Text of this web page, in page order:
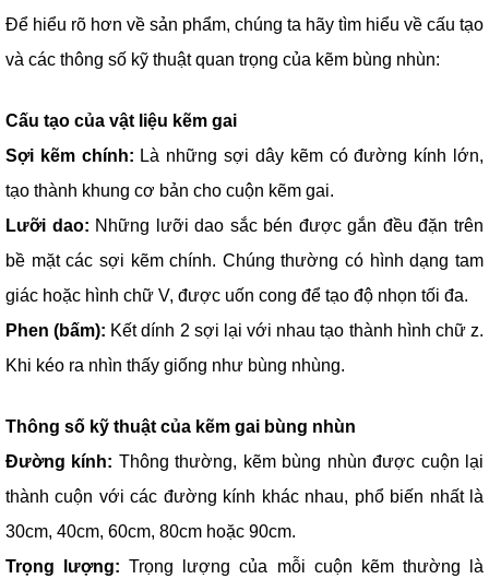
Để hiểu rõ hơn về sản phẩm, chúng ta hãy tìm hiểu về cấu tạo
và các thông số kỹ thuật quan trọng của kẽm bùng nhùn:
Cấu tạo của vật liệu kẽm gai
Sợi kẽm chính: Là những sợi dây kẽm có đường kính lớn,
tạo thành khung cơ bản cho cuộn kẽm gai.
Lưỡi dao: Những lưỡi dao sắc bén được gắn đều đặn trên
bề mặt các sợi kẽm chính. Chúng thường có hình dạng tam
giác hoặc hình chữ V, được uốn cong để tạo độ nhọn tối đa.
Phen (bấm): Kết dính 2 sợi lại với nhau tạo thành hình chữ z.
Khi kéo ra nhìn thấy giống như bùng nhùng.
Thông số kỹ thuật của kẽm gai bùng nhùn
Đường kính: Thông thường, kẽm bùng nhùn được cuộn lại
thành cuộn với các đường kính khác nhau, phổ biến nhất là
30cm, 40cm, 60cm, 80cm hoặc 90cm.
Trọng lượng: Trọng lượng của mỗi cuộn kẽm thường là